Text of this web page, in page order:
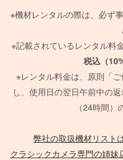
※機材レンタルの際は、必ず
※記載されているレンタル料
税込（
※レンタル料金は、原則「
し、使用日の翌日午前中の
（24時間）
弊社の取扱機材リスト
クラシックカメラ専門の姉